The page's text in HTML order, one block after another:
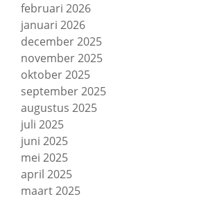
februari 2026
januari 2026
december 2025
november 2025
oktober 2025
september 2025
augustus 2025
juli 2025
juni 2025
mei 2025
april 2025
maart 2025